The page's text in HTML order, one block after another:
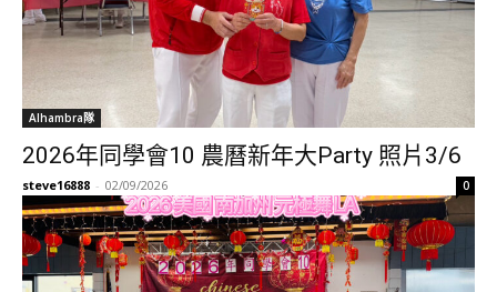
Alhambra隊
2026年同學會10 農曆新年大Party 照片3/6
steve16888 - 02/09/2026 0